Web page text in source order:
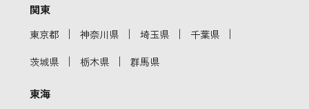
関東
東京都 ｜ 神奈川県 ｜ 埼玉県 ｜ 千葉県 ｜
茨城県 ｜ 栃木県 ｜ 群馬県
東海